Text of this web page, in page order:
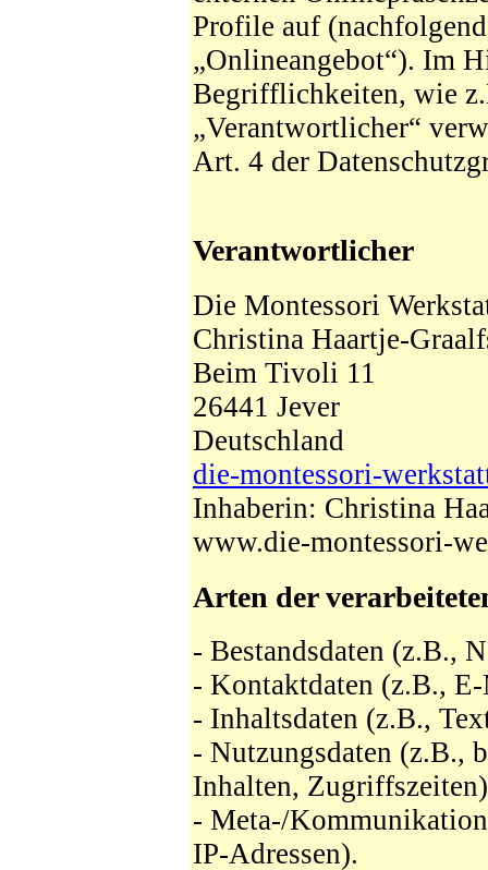
Profile auf
„Onlineangebot“). Im
Begrifflichkeiten, wie
„Verantwortlicher“
Art. 4 der
Verantwortlicher
Die Montessori
Christina Haartje-
Beim Tivoli 11
26441 Jever
Deutschland
die-montessori-
Inhaberin: Christina
www.die-montessori-
Arten der
- Bestandsdaten (z.B.,
- Kontaktdaten (z.B.,
- Inhaltsdaten (z.B.,
- Nutzungsdaten (z.B.,
Inhalten,
- Meta-/
IP-Adressen).